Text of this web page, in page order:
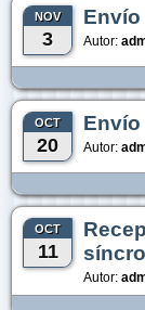
NOV
3
Envío
Autor:
OCT
20 Autor:
OCT
11
Autor: